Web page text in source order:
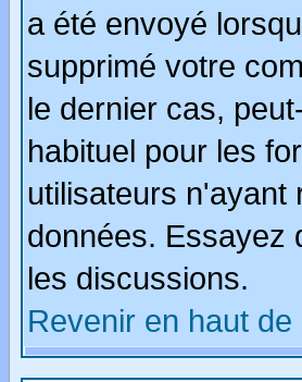
a été envoyé
supprimé votre
le dernier cas,
habituel pour les
utilisateurs n'ayant
données. Essayez
les discussions.
Revenir en haut de